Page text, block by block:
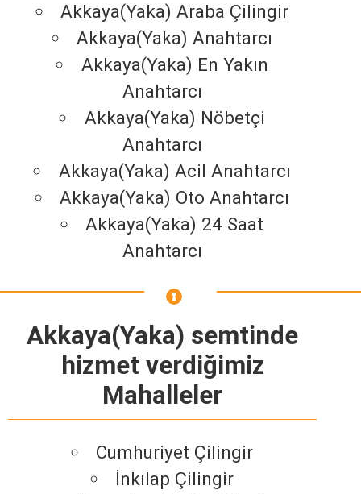
Akkaya(Yaka) Araba Çilingir
Akkaya(Yaka) Anahtarcı
Akkaya(Yaka) En Yakın
Anahtarcı
Akkaya(Yaka) Nöbetçi
Anahtarcı
Akkaya(Yaka) Acil Anahtarcı
Akkaya(Yaka) Oto Anahtarcı
Akkaya(Yaka) 24 Saat
Anahtarcı
Akkaya(Yaka) semtinde
hizmet verdiğimiz
Mahalleler
Cumhuriyet Çilingir
İnkılap Çilingir